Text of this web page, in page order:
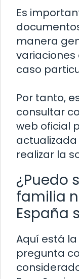
Es
manera
caso
Por tanto,
consultar
web oficial
realizar la
¿Puedo
familia
España
Aquí está
pregunta